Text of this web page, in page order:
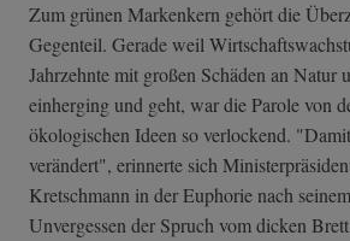
Zum grünen Markenkern gehört die
Gegenteil. Gerade weil
Jahrzehnte mit großen Schäden an Natur
einherging und geht, war die Parole von
ökologischen Ideen so verlockend.
verändert", erinnerte sich
Kretschmann in der Euphorie nach
Unvergessen der Spruch vom dicken